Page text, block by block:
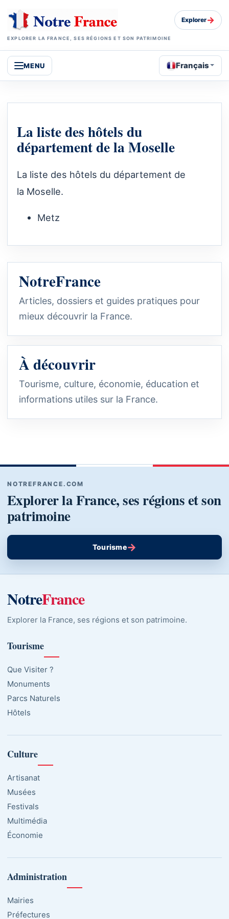
EXPLORER LA FRANCE, SES RÉGIONS ET SON PATRIMOINE
Explorer→
MENU Français
La liste des hôtels du
département de la Moselle
La liste des hôtels du département de
la Moselle.
Metz
NotreFrance
Articles, dossiers et guides pratiques pour
mieux découvrir la France.
À découvrir
Tourisme, culture, économie, éducation et
informations utiles sur la France.
NOTREFRANCE.COM
Explorer la France, ses régions et son
patrimoine
Tourisme→
NotreFrance
Explorer la France, ses régions et son patrimoine.
Tourisme
Que Visiter ?
Monuments
Parcs Naturels
Hôtels
Culture
Artisanat
Musées
Festivals
Multimédia
Économie
Administration
Mairies
Préfectures